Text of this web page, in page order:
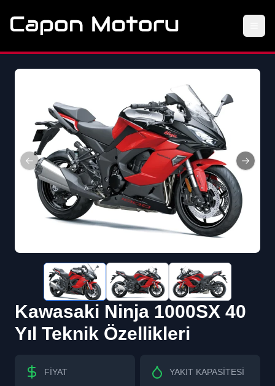
Previous slide Next
Kawasaki Ninja 1000SX 40
Yıl Teknik Özellikleri
FİYAT YAKIT KAPASİTESİ